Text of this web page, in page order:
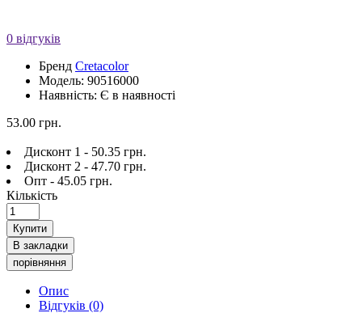
0 відгуків
Бренд Cretacolor
Модель: 90516000
Наявність: Є в наявності
53.00 грн.
Дисконт 1 - 50.35 грн.
Дисконт 2 - 47.70 грн.
Опт - 45.05 грн.
Кількість
Купити
В закладки
порівняння
Опис
Відгуків (0)